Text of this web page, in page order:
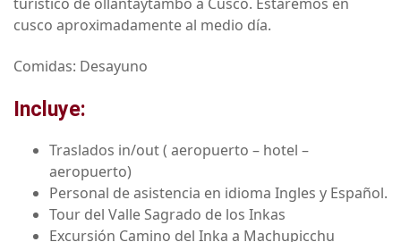
cusco aproximadamente al medio día.
Comidas: Desayuno
Incluye:
Traslados in/out ( aeropuerto – hotel –
aeropuerto)
Personal de asistencia en idioma Ingles y Español.
Tour del Valle Sagrado de los Inkas
Excursión Camino del Inka a Machupicchu